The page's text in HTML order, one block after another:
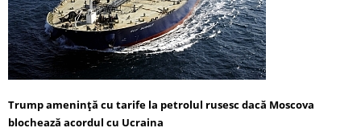
Trump amenință cu tarife la petrolul rusesc dacă Moscova
blochează acordul cu Ucraina